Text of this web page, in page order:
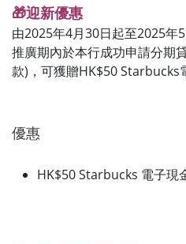
🎁迎新優惠
由2025年4月30日起至2025年
推廣期內於本行成功申請分期
款)，可獲贈HK$50 Starbucks
優惠
HK$50 Starbucks 電子現